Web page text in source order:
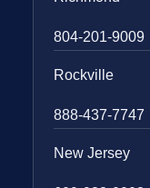
804-201-9009
Rockville
888-437-7747
New Jersey